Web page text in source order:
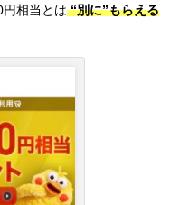
相当とは“別に”もらえる